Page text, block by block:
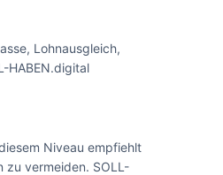
Lohnausgleich,
HABEN.digital
Niveau empfiehlt
zu vermeiden. SOLL-